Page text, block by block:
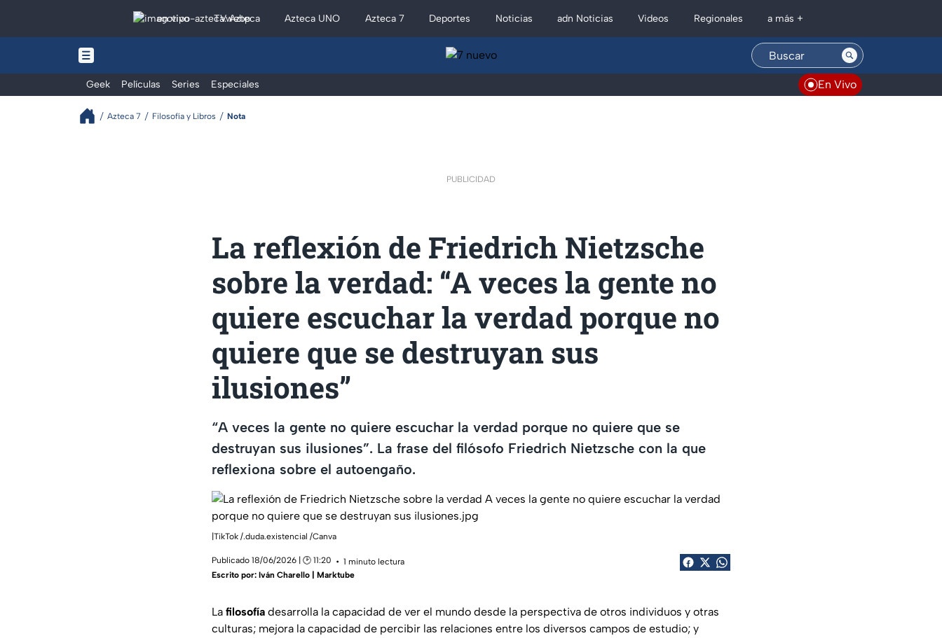
en vivo TV Azteca Azteca UNO Azteca 7 Deportes Noticias adn Noticias Videos Regionales a más +
Geek Películas Series Especiales En Vivo
Azteca 7 Filosofía y Libros Nota
PUBLICIDAD
La reflexión de Friedrich Nietzsche
sobre la verdad: “A veces la gente no
quiere escuchar la verdad porque no
quiere que se destruyan sus
ilusiones”
“A veces la gente no quiere escuchar la verdad porque no quiere que se
destruyan sus ilusiones”. La frase del filósofo Friedrich Nietzsche con la que
reflexiona sobre el autoengaño.
|TikTok /.duda.existencial /Canva
Publicado 18/06/2026 | 🕑 11:20
1 minuto lectura
Escrito por: Iván Charello | Marktube
La filosofía desarrolla la capacidad de ver el mundo desde la perspectiva de otros individuos y otras
culturas; mejora la capacidad de percibir las relaciones entre los diversos campos de estudio; y